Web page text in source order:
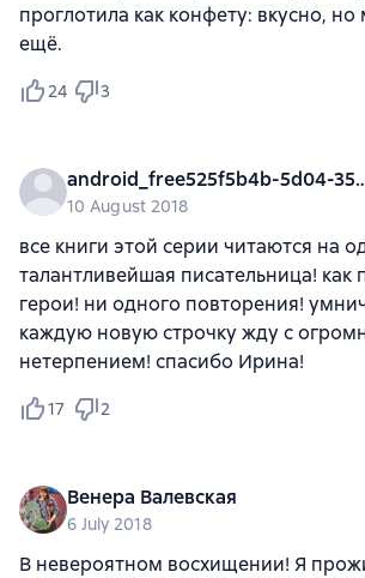
проглотила как конфету: вкусно, но
ещё.
24 3
10 August 2018
все книги этой серии читаются на
талантливейшая писательница! как
герои! ни одного повторения!
каждую новую строчку жду с
нетерпением! спасибо Ирина!
17 2
Венера Валевская
6 July 2018
В невероятном восхищении! Я